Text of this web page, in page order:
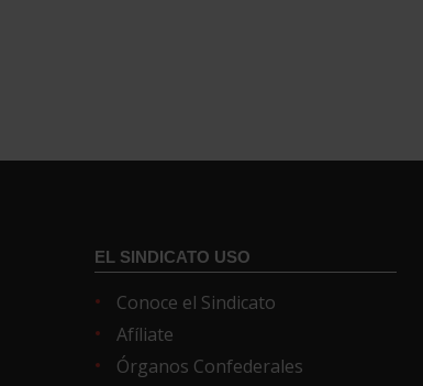
EL SINDICATO USO
Conoce el Sindicato
Afíliate
Órganos Confederales